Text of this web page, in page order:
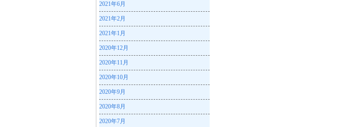
2021年6月
2021年2月
2021年1月
2020年12月
2020年11月
2020年10月
2020年9月
2020年8月
2020年7月